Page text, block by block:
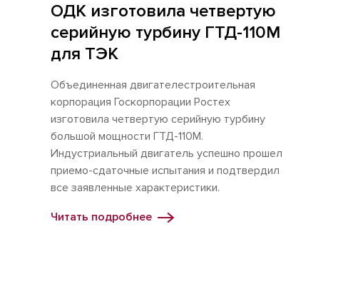
ОДК изготовила четвертую
серийную турбину ГТД-110М
для ТЭК
Объединенная двигателестроительная
корпорация Госкорпорации Ростех
изготовила четвертую серийную турбину
большой мощности ГТД-110М.
Индустриальный двигатель успешно прошел
приемо-сдаточные испытания и подтвердил
все заявленные характеристики.
Читать подробнее